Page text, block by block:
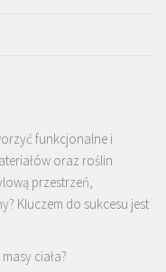
funkcjonalne i
oraz roślin
przestrzeń,
Kluczem do sukcesu jest
ciała?